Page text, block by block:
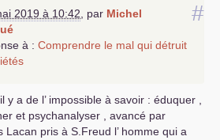
coller et enfin de libérer cet Argent
le Prolétariat, tous les services
pour mettre en perspective à
long terme sa suppression , en passant
la seule issue pour cette pauvre
et pourtant si riche et si belle
#
2019 à 10:42, par Michel
à : Comprendre le mal qui détruit
il y a de l’ impossible à savoir : éduquer ,
et psychanalyser , avancé par
Lacan pris à S.Freud l’ homme qui a